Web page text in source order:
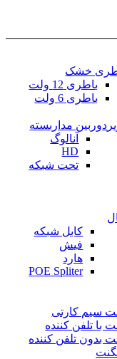
خشک
باطری 12 ولت
باطری 6 ولت
دوربین مداربسته
آنالوگ
HD
تحت شبکه
کابل شبکه
فیش
هارد
POE Spliter
سیم کارتی
با تلفن کننده
بدون تلفن کننده